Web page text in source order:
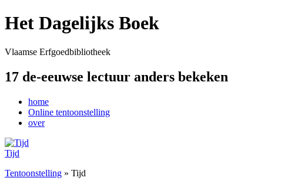
Het Dagelijks Boek
Vlaamse Erfgoedbibliotheek
17 de-eeuwse lectuur anders bekeken
home
Online tentoonstelling
over
Tijd
Tentoonstelling » Tijd